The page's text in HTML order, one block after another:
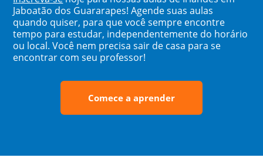
Jaboatão dos Guararapes! Agende suas aulas
quando quiser, para que você sempre encontre
tempo para estudar, independentemente do horário
ou local. Você nem precisa sair de casa para se
encontrar com seu professor!
Comece a aprender